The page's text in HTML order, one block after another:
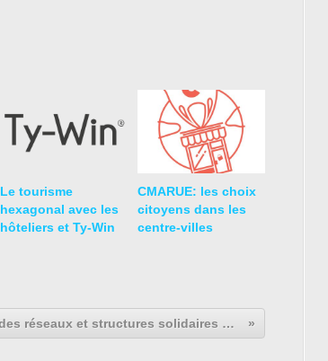
Le tourisme
hexagonal avec les
hôteliers et Ty-Win
CMARUE: les choix
citoyens dans les
centre-villes
Repertoire des réseaux et structures solidaires en France (liste en chantier permanent)